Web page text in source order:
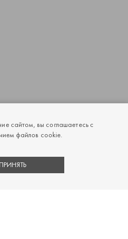
сайтом, вы соглашаетесь с
файлов cookie.
ПРИНЯТЬ